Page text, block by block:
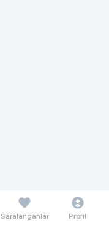
Saralanganlar Profil